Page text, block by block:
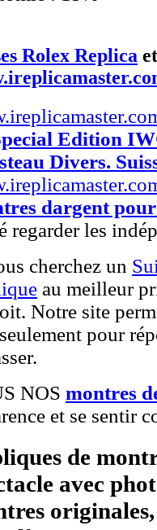
Rolex Replica
Edition
Divers.
dargent
regarder les
cherchez un
au meilleur
Notre site
pour
NOS montres
et se sentir
de
avec